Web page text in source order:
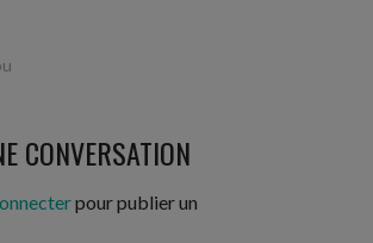
CONVERSATION
pour publier un